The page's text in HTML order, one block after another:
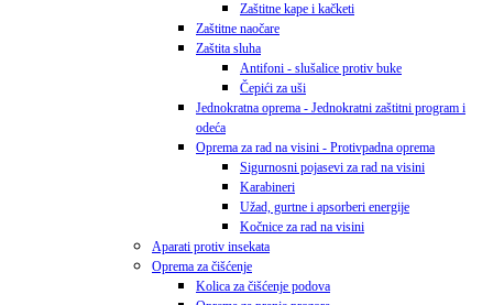
Zaštitne kape i kačketi
Zaštitne naočare
Zaštita sluha
Antifoni - slušalice protiv buke
Čepići za uši
Jednokratna oprema - Jednokratni zaštitni program i
odeća
Oprema za rad na visini - Protivpadna oprema
Sigurnosni pojasevi za rad na visini
Karabineri
Užad, gurtne i apsorberi energije
Kočnice za rad na visini
Aparati protiv insekata
Oprema za čišćenje
Kolica za čišćenje podova